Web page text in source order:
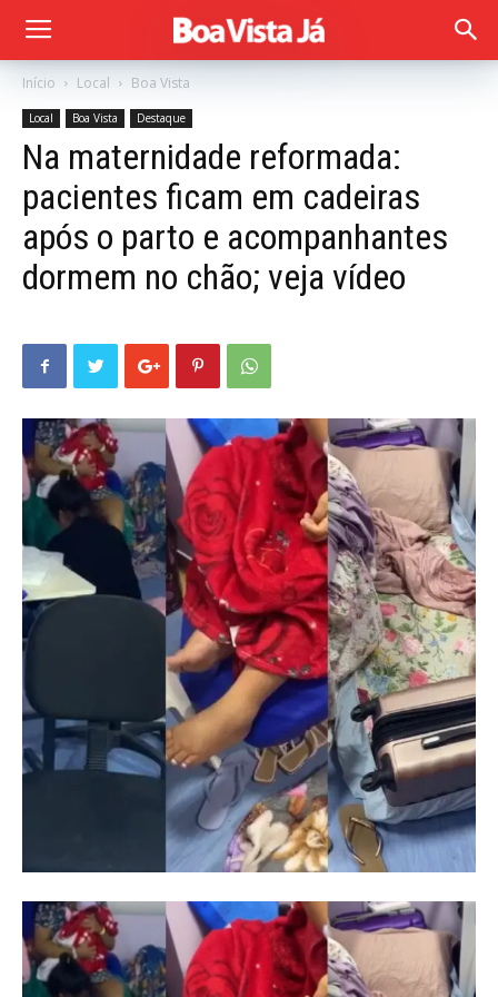
Início Local Boa Vista
Local Boa Vista Destaque
Na maternidade reformada:
pacientes ficam em cadeiras
após o parto e acompanhantes
dormem no chão; veja vídeo